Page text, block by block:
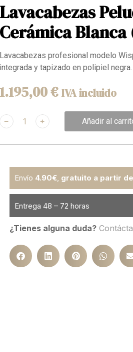
Lavacabezas
Cerámica
Lavacabezas profesional modelo
integrada y tapizado en polipiel
1.195,00€ IVA incluido
﹣ ﹢ Añadir al
Envío 4.90€, gratuito a partir
Entrega 48 – 72 horas
¿Tienes alguna duda?